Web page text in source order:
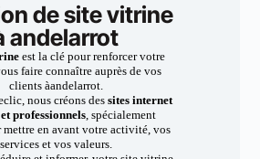
de site vitrine
andelarrot
est la clé pour renforcer votre
faire connaître auprès de vos
clients àandelarrot.
nous créons dessites internet
professionnels, spécialement
mettre en avant votre activité, vos
services et vos valeurs.